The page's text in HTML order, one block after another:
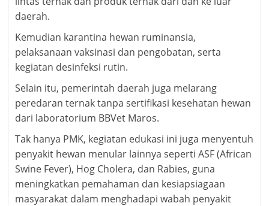
daerah.
Kemudian karantina hewan ruminansia,
pelaksanaan vaksinasi dan pengobatan, serta
kegiatan desinfeksi rutin.
Selain itu, pemerintah daerah juga melarang
peredaran ternak tanpa sertifikasi kesehatan hewan
dari laboratorium BBVet Maros.
Tak hanya PMK, kegiatan edukasi ini juga menyentuh
penyakit hewan menular lainnya seperti ASF (African
Swine Fever), Hog Cholera, dan Rabies, guna
meningkatkan pemahaman dan kesiapsiagaan
masyarakat dalam menghadapi wabah penyakit